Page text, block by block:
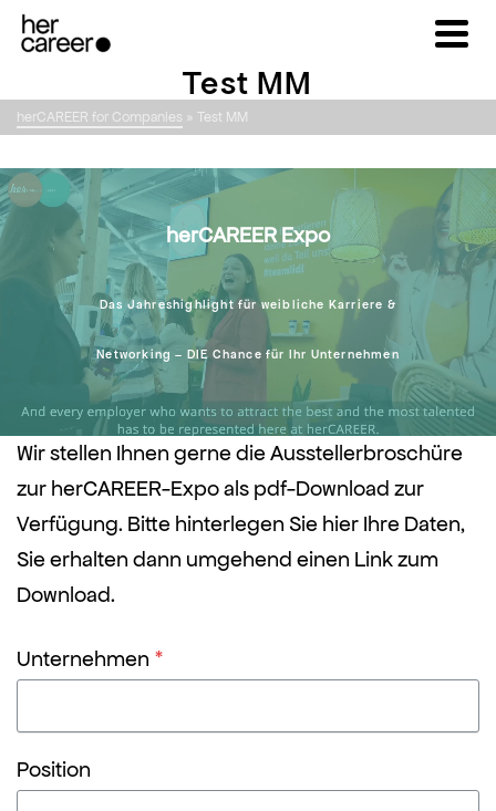
Test MM
herCAREER for Companies » Test MM
herCAREER Expo
Das Jahreshighlight für weibliche Karriere &
Networking – DIE Chance für Ihr Unternehmen
Wir stellen Ihnen gerne die Ausstellerbroschüre
zur herCAREER-Expo als pdf-Download zur
Verfügung. Bitte hinterlegen Sie hier Ihre Daten,
Sie erhalten dann umgehend einen Link zum
Download.
Unternehmen *
Position